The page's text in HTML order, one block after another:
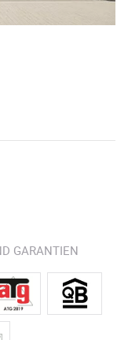
GARANTIEN